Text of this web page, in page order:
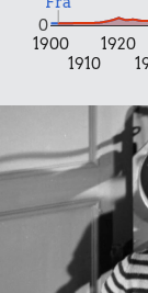
39 kr.
Komfur
1900
1910
1920
0